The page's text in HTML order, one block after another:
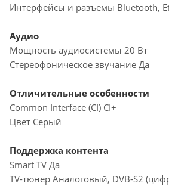
Интерфейсы и разъемы Bluetooth,
Аудио
Мощность аудиосистемы 20 Вт
Стереофоническое звучание Да
Отличительные особенности
Common Interface (CI) CI+
Цвет Серый
Поддержка контента
Smart TV Да
TV-тюнер Аналоговый, DVB-S2